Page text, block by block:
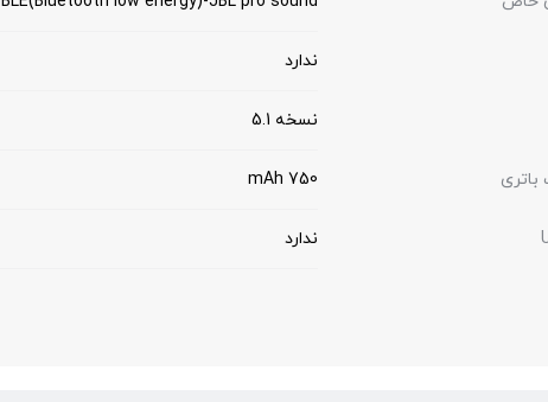
ندارد
نسخه 5.1
750 mAh
ندارد